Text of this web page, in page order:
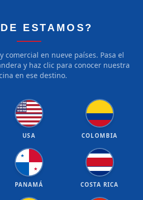
ESTAMOS?
comercial en nueve países. Pasa el
y haz clic para conocer nuestra
en ese destino.
★★★★★
★★★★★
★★★★★
★★★★★
USA COLOMBIA
★
★
PANAMÁ COSTA RICA